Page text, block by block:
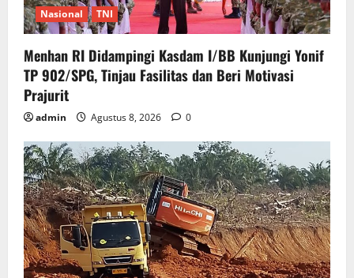
Nasional TNI
Menhan RI Didampingi Kasdam I/BB Kunjungi Yonif
TP 902/SPG, Tinjau Fasilitas dan Beri Motivasi
Prajurit
admin Agustus 8, 2026 0